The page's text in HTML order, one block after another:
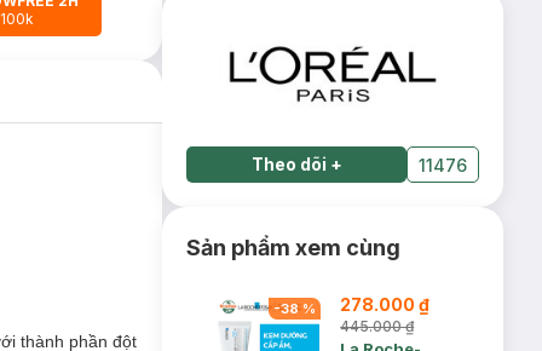
thành phần đột
Theo dõi + 11476
Sản phẩm xem cùng
-38 % 278.000 ₫
445.000 ₫